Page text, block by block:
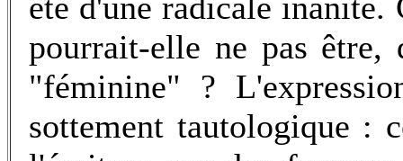
pourrait-elle ne pas être,
"féminine" ?
sottement tautologique :